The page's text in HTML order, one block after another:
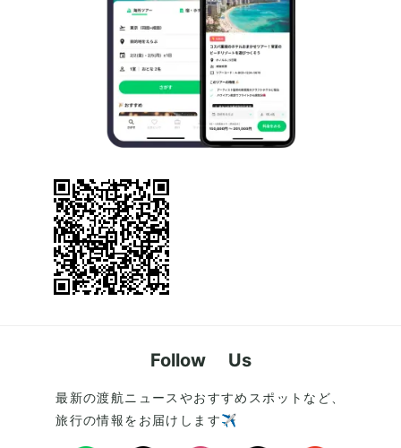
Follow Us
最新の渡航ニュースやおすすめスポットなど、
旅行の情報をお届けします✈️